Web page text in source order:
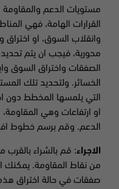
مستويات الدعم والمقاومة
القرارات الهامة، فهي
وانقلاب السوق، او اختراق
محورية، فيجب ان يتم
الصفقات واختراق السوق
الخسائر. ولتحديد تلك
التي يلمسها المخطط دون
او ارتفاعات وهي
الدعم. وقم برسم خطوط
الاجراء: قم بالشراء
من نقاط المقاومة. يمكنك
صفقات في حالة اختراق